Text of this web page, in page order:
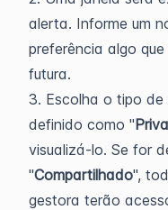
alerta. Informe um
preferência algo
futura.
3. Escolha o tipo
definido como "
visualizá-lo. Se for
"Compartilhado",
gestora terão